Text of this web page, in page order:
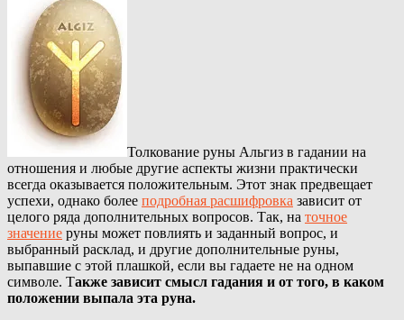
Толкование руны Альгиз в гадании на
отношения и любые другие аспекты жизни практически
всегда оказывается положительным. Этот знак предвещает
успехи, однако более подробная расшифровка зависит от
целого ряда дополнительных вопросов. Так, на точное
значение руны может повлиять и заданный вопрос, и
выбранный расклад, и другие дополнительные руны,
выпавшие с этой плашкой, если вы гадаете не на одном
символе. Также зависит смысл гадания и от того, в каком
положении выпала эта руна.